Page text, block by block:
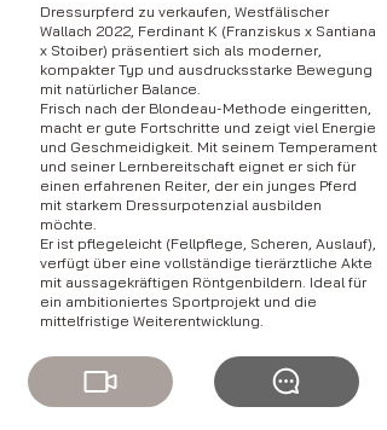
Dressurpferd zu verkaufen, Westfälischer
Wallach 2022, Ferdinant K (Franziskus x Santiana
x Stoiber) präsentiert sich als moderner,
kompakter Typ und ausdrucksstarke Bewegung
mit natürlicher Balance.
Frisch nach der Blondeau-Methode eingeritten,
macht er gute Fortschritte und zeigt viel Energie
und Geschmeidigkeit. Mit seinem Temperament
und seiner Lernbereitschaft eignet er sich für
einen erfahrenen Reiter, der ein junges Pferd
mit starkem Dressurpotenzial ausbilden
möchte.
Er ist pflegeleicht (Fellpflege, Scheren, Auslauf),
verfügt über eine vollständige tierärztliche Akte
mit aussagekräftigen Röntgenbildern. Ideal für
ein ambitioniertes Sportprojekt und die
mittelfristige Weiterentwicklung.